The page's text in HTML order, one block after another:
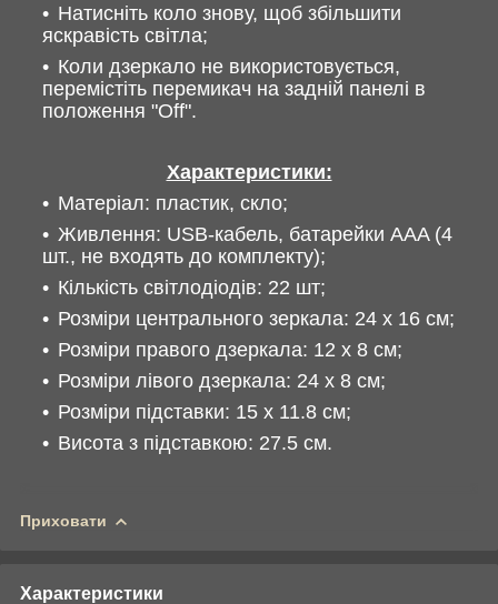
Натисніть коло знову, щоб збільшити
яскравість світла;
Коли дзеркало не використовується,
перемістіть перемикач на задній панелі в
положення "Off".
Характеристики:
Матеріал: пластик, скло;
Живлення: USB-кабель, батарейки AAA (4
шт., не входять до комплекту);
Кількість світлодіодів: 22 шт;
Розміри центрального зеркала: 24 x 16 см;
Розміри правого дзеркала: 12 x 8 см;
Розміри лівого дзеркала: 24 x 8 см;
Розміри підставки: 15 x 11.8 см;
Висота з підставкою: 27.5 см.
Приховати
Характеристики